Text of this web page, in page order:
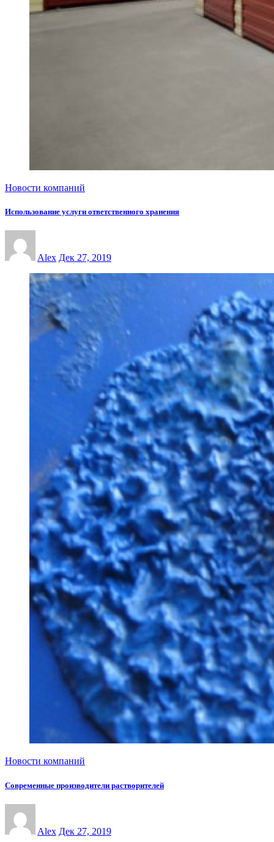
Новости компаний
Использование услуги ответственного хранения
Alex Дек 27, 2019
Новости компаний
Современные производители растворителей
Alex Дек 27, 2019